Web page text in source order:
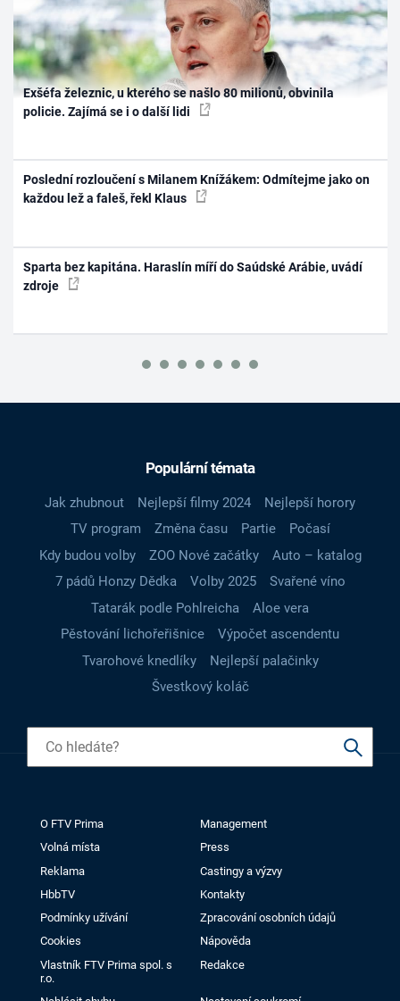
Exšéfa železnic, u kterého se našlo 80 milionů, obvinila
policie. Zajímá se i o další lidi
Poslední rozloučení s Milanem Knížákem: Odmítejme jako on
každou lež a faleš, řekl Klaus
Sparta bez kapitána. Haraslín míří do Saúdské Arábie, uvádí
zdroje
Populární témata
Jak zhubnout Nejlepší filmy 2024
Nejlepší horory
TV program
Změna času Partie
Počasí
Kdy budou volby
ZOO Nové začátky
Auto – katalog
7 pádů Honzy Dědka
Volby 2025
Svařené víno
Tatarák podle Pohlreicha
Aloe vera
Pěstování lichořeřišnice
Výpočet ascendentu
Tvarohové knedlíky
Nejlepší palačinky
Švestkový koláč
O FTV Prima
Management
Volná místa
Press
Reklama
Castingy a výzvy
HbbTV
Kontakty
Podmínky užívání
Zpracování osobních údajů
Cookies
Nápověda
Vlastník FTV Prima spol. s
r.o.
Redakce